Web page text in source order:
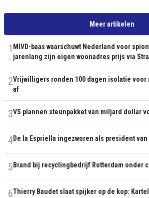
Meer artikelen
1 MIVD-baas waarschuwt Nederland voor
jarenlang zijn eigen woonadres prijs via
2Vrijwilligers ronden 100 dagen isolatie
af
3VS plannen steunpakket van miljard dollar
4De la Espriella ingezworen als president van
5 Brand bij recyclingbedrijf Rotterdam onder
6Thierry Baudet slaat spijker op de kop: